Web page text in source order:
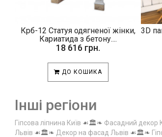
Крб-12 Статуя одягненої жінки,
Кариатида з бетону....
18 616 грн.
ДО КОШИКА
3D
Інші регіони
Гіпсова ліпнина Київ ☙🏛️❧ Фасадний декор
Львів ☙🏛️❧ Декор на фасад Львів ☙🏛️❧